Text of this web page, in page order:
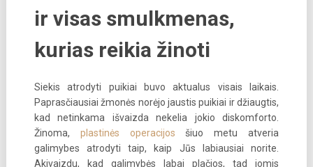
ir visas smulkmenas,
kurias reikia žinoti
Siekis atrodyti puikiai buvo aktualus visais laikais.
Paprasčiausiai žmonės norėjo jaustis puikiai ir džiaugtis,
kad netinkama išvaizda nekelia jokio diskomforto.
Žinoma, plastinės operacijos šiuo metu atveria
galimybes atrodyti taip, kaip Jūs labiausiai norite.
Akivaizdu, kad galimybės labai plačios, tad jomis